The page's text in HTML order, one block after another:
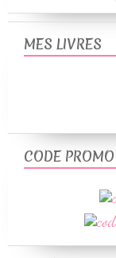
MES LIVRES
CODE PROMO